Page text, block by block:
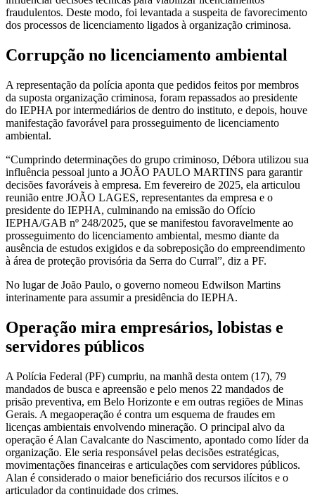
fraudulentos. Deste modo, foi levantada a suspeita de favorecimento
dos processos de licenciamento ligados à organização criminosa.
Corrupção no licenciamento ambiental
A representação da polícia aponta que pedidos feitos por membros
da suposta organização criminosa, foram repassados ao presidente
do IEPHA por intermediários de dentro do instituto, e depois, houve
manifestação favorável para prosseguimento de licenciamento
ambiental.
“Cumprindo determinações do grupo criminoso, Débora utilizou sua
influência pessoal junto a JOÃO PAULO MARTINS para garantir
decisões favoráveis à empresa. Em fevereiro de 2025, ela articulou
reunião entre JOÃO LAGES, representantes da empresa e o
presidente do IEPHA, culminando na emissão do Ofício
IEPHA/GAB nº 248/2025, que se manifestou favoravelmente ao
prosseguimento do licenciamento ambiental, mesmo diante da
ausência de estudos exigidos e da sobreposição do empreendimento
à área de proteção provisória da Serra do Curral”, diz a PF.
No lugar de João Paulo, o governo nomeou Edwilson Martins
interinamente para assumir a presidência do IEPHA.
Operação mira empresários, lobistas e
servidores públicos
A Polícia Federal (PF) cumpriu, na manhã desta ontem (17), 79
mandados de busca e apreensão e pelo menos 22 mandados de
prisão preventiva, em Belo Horizonte e em outras regiões de Minas
Gerais. A megaoperação é contra um esquema de fraudes em
licenças ambientais envolvendo mineração. O principal alvo da
operação é Alan Cavalcante do Nascimento, apontado como líder da
organização. Ele seria responsável pelas decisões estratégicas,
movimentações financeiras e articulações com servidores públicos.
Alan é considerado o maior beneficiário dos recursos ilícitos e o
articulador da continuidade dos crimes.